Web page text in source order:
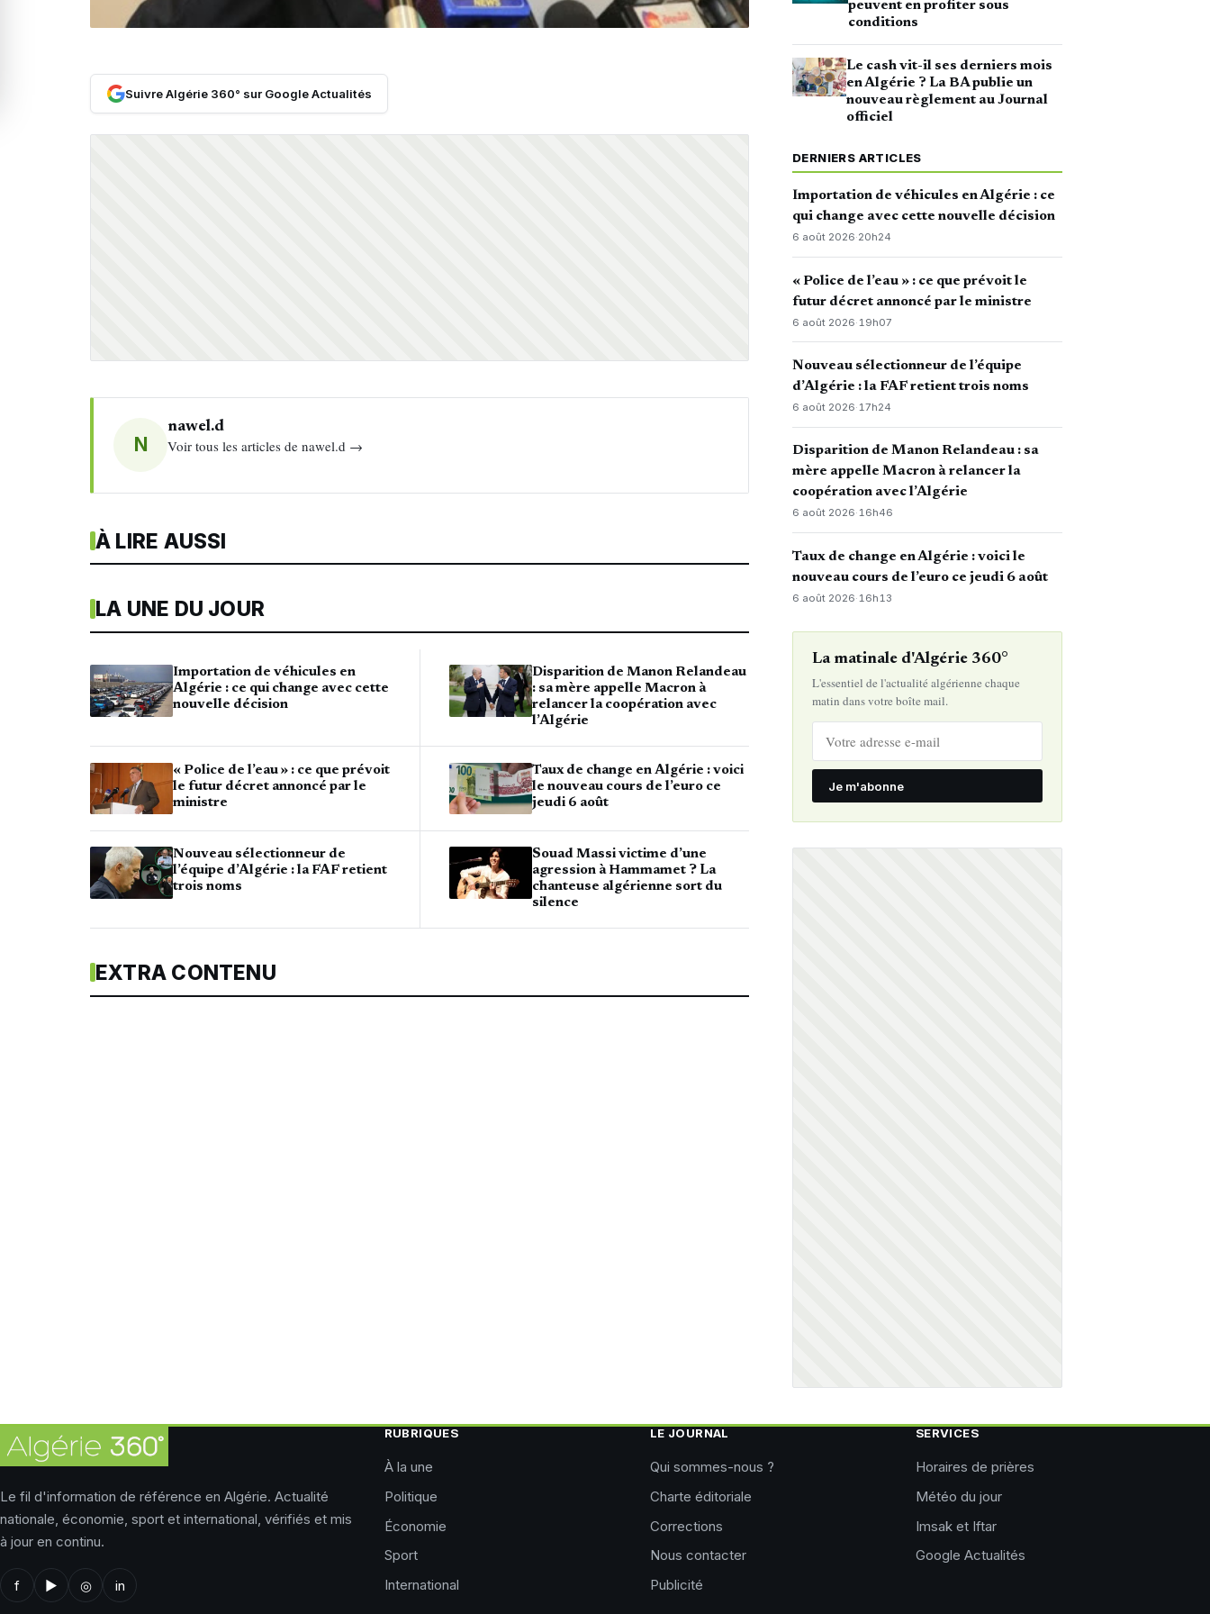
Suivre Algérie 360° sur Google Actualités
N
nawel.d
Voir tous les articles de nawel.d →
À LIRE AUSSI
LA UNE DU JOUR
Importation de véhicules en
Algérie : ce qui change avec cette
nouvelle décision
« Police de l’eau » : ce que prévoit
le futur décret annoncé par le
ministre
Nouveau sélectionneur de
l’équipe d’Algérie : la FAF retient
trois noms
Disparition de Manon Relandeau
: sa mère appelle Macron à
relancer la coopération avec
l’Algérie
Taux de change en Algérie : voici
le nouveau cours de l’euro ce
jeudi 6 août
Souad Massi victime d’une
agression à Hammamet ? La
chanteuse algérienne sort du
silence
EXTRA CONTENU
peuvent en profiter sous
conditions
Le cash vit-il ses derniers mois
en Algérie ? La BA publie un
nouveau règlement au Journal
officiel
DERNIERS ARTICLES
Importation de véhicules en Algérie : ce
qui change avec cette nouvelle décision
6 août 2026·20h24
« Police de l’eau » : ce que prévoit le
futur décret annoncé par le ministre
6 août 2026· 19h07
Nouveau sélectionneur de l’équipe
d’Algérie : la FAF retient trois noms
6 août 2026·17h24
Disparition de Manon Relandeau : sa
mère appelle Macron à relancer la
coopération avec l’Algérie
6 août 2026·16h46
Taux de change en Algérie : voici le
nouveau cours de l’euro ce jeudi 6 août
6 août 2026· 16h13
La matinale d'Algérie 360°
L'essentiel de l'actualité algérienne chaque
matin dans votre boîte mail.
Je m'abonne
Le fil d'information de référence en Algérie. Actualité
nationale, économie, sport et international, vérifiés et mis
à jour en continu.
f ▶ ◎ in
RUBRIQUES
À la une
Politique
Économie
Sport
International
LE JOURNAL
Qui sommes-nous ?
Charte éditoriale
Corrections
Nous contacter
Publicité
SERVICES
Horaires de prières
Météo du jour
Imsak et Iftar
Google Actualités